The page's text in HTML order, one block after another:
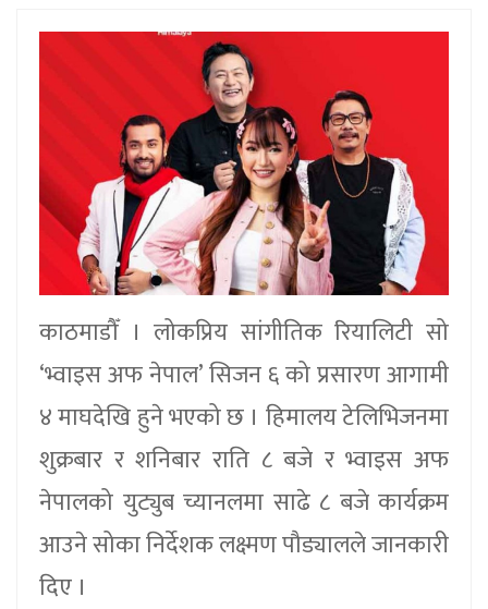
काठमाडौँ । लोकप्रिय सांगीतिक रियालिटी सो
‘भ्वाइस अफ नेपाल’ सिजन ६ को प्रसारण आगामी
४ माघदेखि हुने भएको छ । हिमालय टेलिभिजनमा
शुक्रबार र शनिबार राति ८ बजे र भ्वाइस अफ
नेपालको युट्युब च्यानलमा साढे ८ बजे कार्यक्रम
आउने सोका निर्देशक लक्ष्मण पौड्यालले जानकारी
दिए ।